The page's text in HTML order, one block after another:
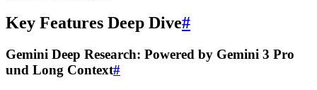
Key Features Deep Dive#
Gemini Deep Research: Powered by Gemini 3 Pro
und Long Context#